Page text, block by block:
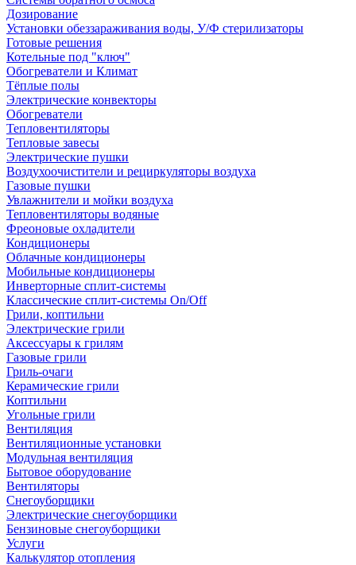
Дозирование
Установки обеззараживания воды, У/Ф стерилизаторы
Готовые решения
Котельные под "ключ"
Обогреватели и Климат
Тёплые полы
Электрические конвекторы
Обогреватели
Тепловентиляторы
Тепловые завесы
Электрические пушки
Воздухоочистители и рециркуляторы воздуха
Газовые пушки
Увлажнители и мойки воздуха
Тепловентиляторы водяные
Фреоновые охладители
Кондиционеры
Облачные кондиционеры
Мобильные кондиционеры
Инверторные сплит-системы
Классические сплит-системы On/Off
Грили, коптильни
Электрические грили
Аксессуары к грилям
Газовые грили
Гриль-очаги
Керамические грили
Коптильни
Угольные грили
Вентиляция
Вентиляционные установки
Модульная вентиляция
Бытовое оборудование
Вентиляторы
Снегоуборщики
Электрические снегоуборщики
Бензиновые снегоуборщики
Услуги
Калькулятор отопления